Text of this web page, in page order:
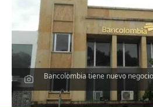
Bancolombia tiene nuevo
Escucha el